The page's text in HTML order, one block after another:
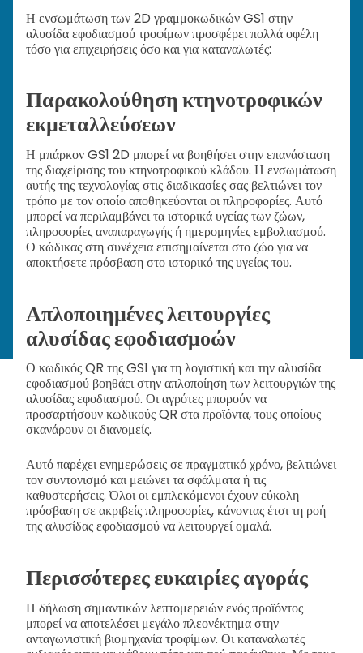
Η ενσωμάτωση των 2D γραμμοκωδικών GS1 στην
αλυσίδα εφοδιασμού τροφίμων προσφέρει πολλά οφέλη
τόσο για επιχειρήσεις όσο και για καταναλωτές:
Παρακολούθηση κτηνοτροφικών
εκμεταλλεύσεων
Η μπάρκον GS1 2D μπορεί να βοηθήσει στην επανάσταση
της διαχείρισης του κτηνοτροφικού κλάδου. Η ενσωμάτωση
αυτής της τεχνολογίας στις διαδικασίες σας βελτιώνει τον
τρόπο με τον οποίο αποθηκεύονται οι πληροφορίες. Αυτό
μπορεί να περιλαμβάνει τα ιστορικά υγείας των ζώων,
πληροφορίες αναπαραγωγής ή ημερομηνίες εμβολιασμού.
Ο κώδικας στη συνέχεια επισημαίνεται στο ζώο για να
αποκτήσετε πρόσβαση στο ιστορικό της υγείας του.
Απλοποιημένες λειτουργίες
αλυσίδας εφοδιασμοών
Ο κωδικός QR της GS1 για τη λογιστική και την αλυσίδα
εφοδιασμού βοηθάει στην απλοποίηση των λειτουργιών της
αλυσίδας εφοδιασμού. Οι αγρότες μπορούν να
προσαρτήσουν κωδικούς QR στα προϊόντα, τους οποίους
σκανάρουν οι διανομείς.
Αυτό παρέχει ενημερώσεις σε πραγματικό χρόνο, βελτιώνει
τον συντονισμό και μειώνει τα σφάλματα ή τις
καθυστερήσεις. Όλοι οι εμπλεκόμενοι έχουν εύκολη
πρόσβαση σε ακριβείς πληροφορίες, κάνοντας έτσι τη ροή
της αλυσίδας εφοδιασμού να λειτουργεί ομαλά.
Περισσότερες ευκαιρίες αγοράς
Η δήλωση σημαντικών λεπτομερειών ενός προϊόντος
μπορεί να αποτελέσει μεγάλο πλεονέκτημα στην
ανταγωνιστική βιομηχανία τροφίμων. Οι καταναλωτές